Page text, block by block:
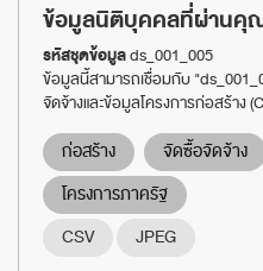
ข้อมูลนิติบุคคลที่ผ่านคุ
รหัสชุดข้อมูลds_001_005
ข้อมูลนี้สามารถเชื่อมกับ
จัดจ้างและข้อมูลโครงการก่อสร้าง
ก่อสร้าง จัดซื้อจัดจ้าง
โครงการภาครัฐ
CSV
JPEG